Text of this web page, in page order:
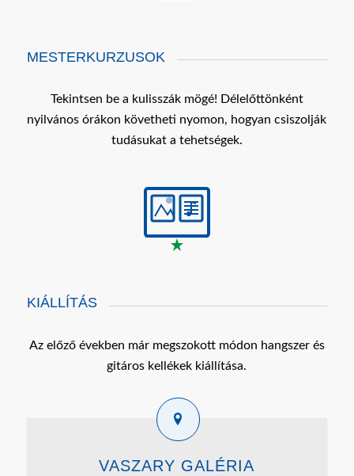
MESTERKURZUSOK
Tekintsen be a kulisszák mögé! Délelőttönként
nyilvános órákon követheti nyomon, hogyan csiszolják
tudásukat a tehetségek.
KIÁLLÍTÁS
Az előző években már megszokott módon hangszer és
gitáros kellékek kiállítása.
VASZARY GALÉRIA